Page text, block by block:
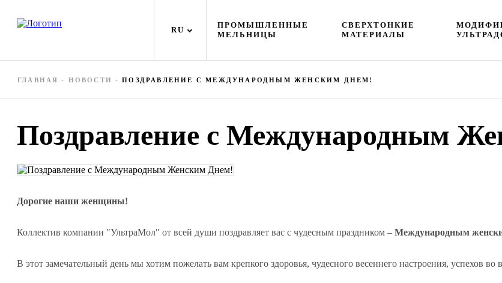
RU
ПРОМЫШЛЕННЫЕ
МЕЛЬНИЦЫ
СВЕРХТОНКИЕ
МАТЕРИАЛЫ
ГЛАВНАЯ - НОВОСТИ - ПОЗДРАВЛЕНИЕ С МЕЖДУНАРОДНЫМ ЖЕНСКИМ ДНЕМ!
Поздравление с Международным
Дорогие наши женщины!
Коллектив компании "УльтраМол" от всей души поздравляет вас с чудесным праздником – Международным
В этот замечательный день мы хотим пожелать вам крепкого здоровья, чудесного весеннего настроения, успехов во